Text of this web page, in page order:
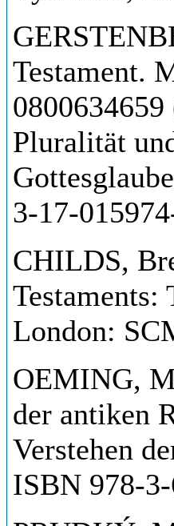
Testament.
Pluralität
3-17-
CHILDS,
London:
OEMING,
der antiken
Verstehen
ISBN 978-